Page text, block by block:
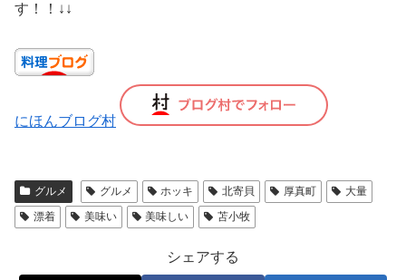
す！！↓↓
にほんブログ村
グルメ グルメ ホッキ 北寄貝 厚真町
大量
漂着
美味い 美味しい 苫小牧
シェアする